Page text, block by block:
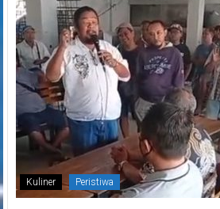
Kuliner Peristiwa